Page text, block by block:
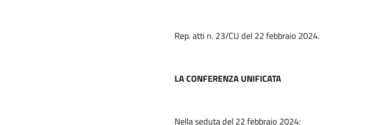
Rep. atti n. 23/CU del 22 febbraio 2024.
LA CONFERENZA UNIFICATA
Nella seduta del 22 febbraio 2024: